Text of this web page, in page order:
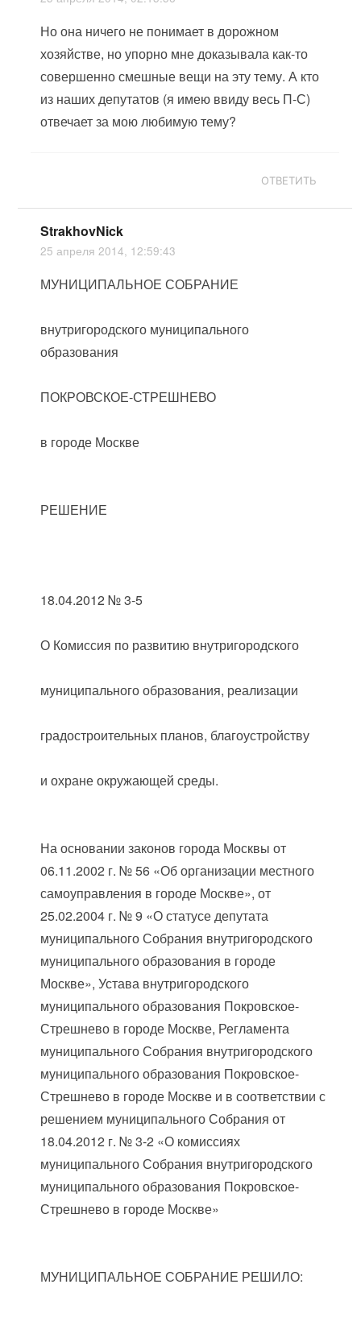
Но она ничего не понимает в дорожном
хозяйстве, но упорно мне доказывала как-то
совершенно смешные вещи на эту тему. А кто
из наших депутатов (я имею ввиду весь П-С)
отвечает за мою любимую тему?
ОТВЕТИТЬ
StrakhovNick
25 апреля 2014, 12:59:43
МУНИЦИПАЛЬНОЕ СОБРАНИЕ
внутригородского муниципального
образования
ПОКРОВСКОЕ-СТРЕШНЕВО
в городе Москве
РЕШЕНИЕ
18.04.2012 № 3-5
О Комиссия по развитию внутригородского
муниципального образования, реализации
градостроительных планов, благоустройству
и охране окружающей среды.
На основании законов города Москвы от
06.11.2002 г. № 56 «Об организации местного
самоуправления в городе Москве», от
25.02.2004 г. № 9 «О статусе депутата
муниципального Собрания внутригородского
муниципального образования в городе
Москве», Устава внутригородского
муниципального образования Покровское-
Стрешнево в городе Москве, Регламента
муниципального Собрания внутригородского
муниципального образования Покровское-
Стрешнево в городе Москве и в соответствии с
решением муниципального Собрания от
18.04.2012 г. № 3-2 «О комиссиях
муниципального Собрания внутригородского
муниципального образования Покровское-
Стрешнево в городе Москве»
МУНИЦИПАЛЬНОЕ СОБРАНИЕ РЕШИЛО: